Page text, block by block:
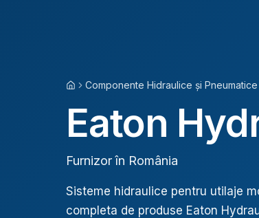
Acasă
Componente Hidraulice și Pneumatice
Eaton
Furnizor în România
Sisteme hidraulice pentru utilaje
completa de produse Eaton